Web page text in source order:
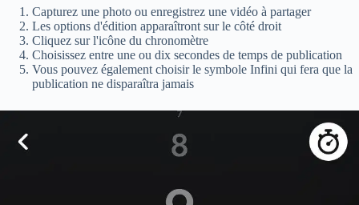
Capturez une photo ou enregistrez une vidéo à partager
Les options d'édition apparaîtront sur le côté droit
Cliquez sur l'icône du chronomètre
Choisissez entre une ou dix secondes de temps de publication
Vous pouvez également choisir le symbole Infini qui fera que la
publication ne disparaîtra jamais